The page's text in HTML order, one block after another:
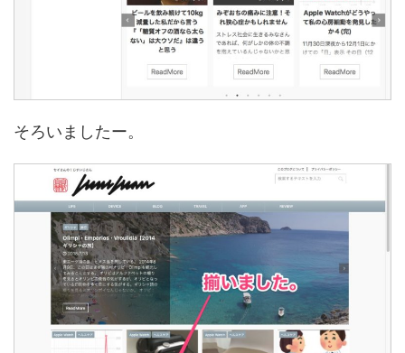
そろいましたー。